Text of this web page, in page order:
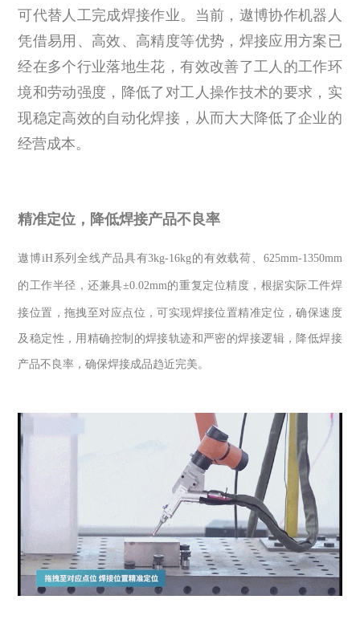
可代替人工完成焊接作业。当前，遨博协作机器人
凭借易用、高效、高精度等优势，焊接应用方案已
经在多个行业落地生花，有效改善了工人的工作环
境和劳动强度，降低了对工人操作技术的要求，实
现稳定高效的自动化焊接，从而大大降低了企业的
经营成本。
精准定位，降低焊接产品不良率
遨博iH系列全线产品具有3kg-16kg 的有效载荷、 625mm-1350mm
的工作半径，还兼具±0.02mm的重复定位精度，根据实际工件焊
接位置，拖拽至对应点位，可实现焊接位置精准定位，确保速度
及稳定性，用精确控制的焊接轨迹和严密的焊接逻辑，降低焊接
产品不良率，确保焊接成品趋近完美。